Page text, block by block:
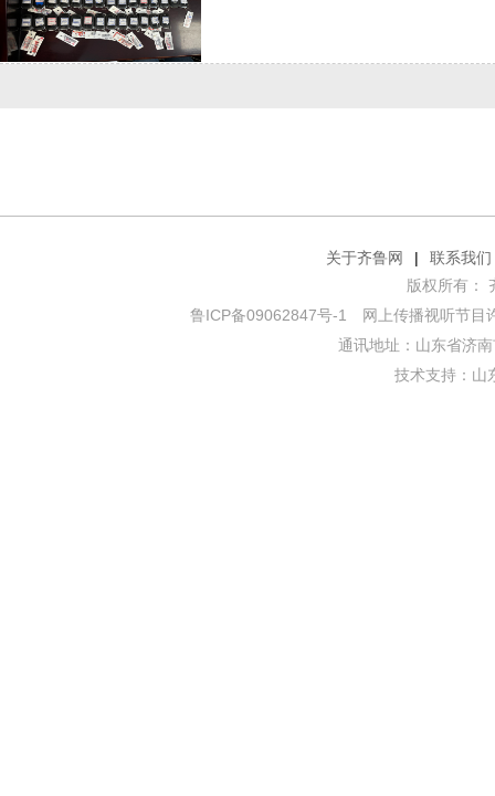
关于齐鲁网 |
联系我们
版权所有：
鲁ICP备09062847号-1
网上传播视听节目
通讯地址：山东省济
技术支持： 山